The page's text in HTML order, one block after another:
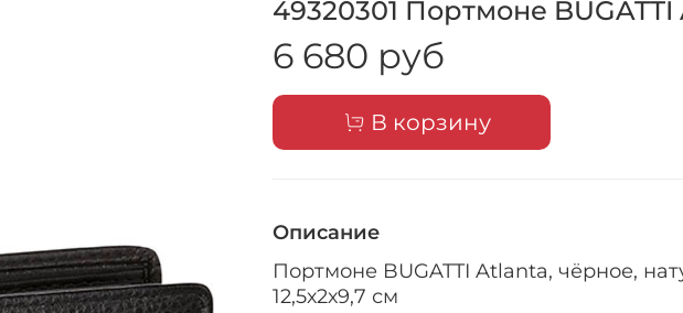
49320301 Портмоне
6 680 руб
В корзину
Описание
Портмоне BUGATTI Atlanta, чёрное,
12,5х2х9,7 см